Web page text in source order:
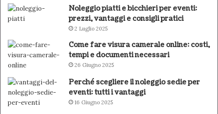
Noleggio piatti e bicchieri per eventi:
prezzi, vantaggi e consigli pratici
2 Luglio 2025
Come fare visura camerale online: costi,
tempi e documenti necessari
26 Giugno 2025
Perché scegliere il noleggio sedie per
eventi: tutti i vantaggi
16 Giugno 2025